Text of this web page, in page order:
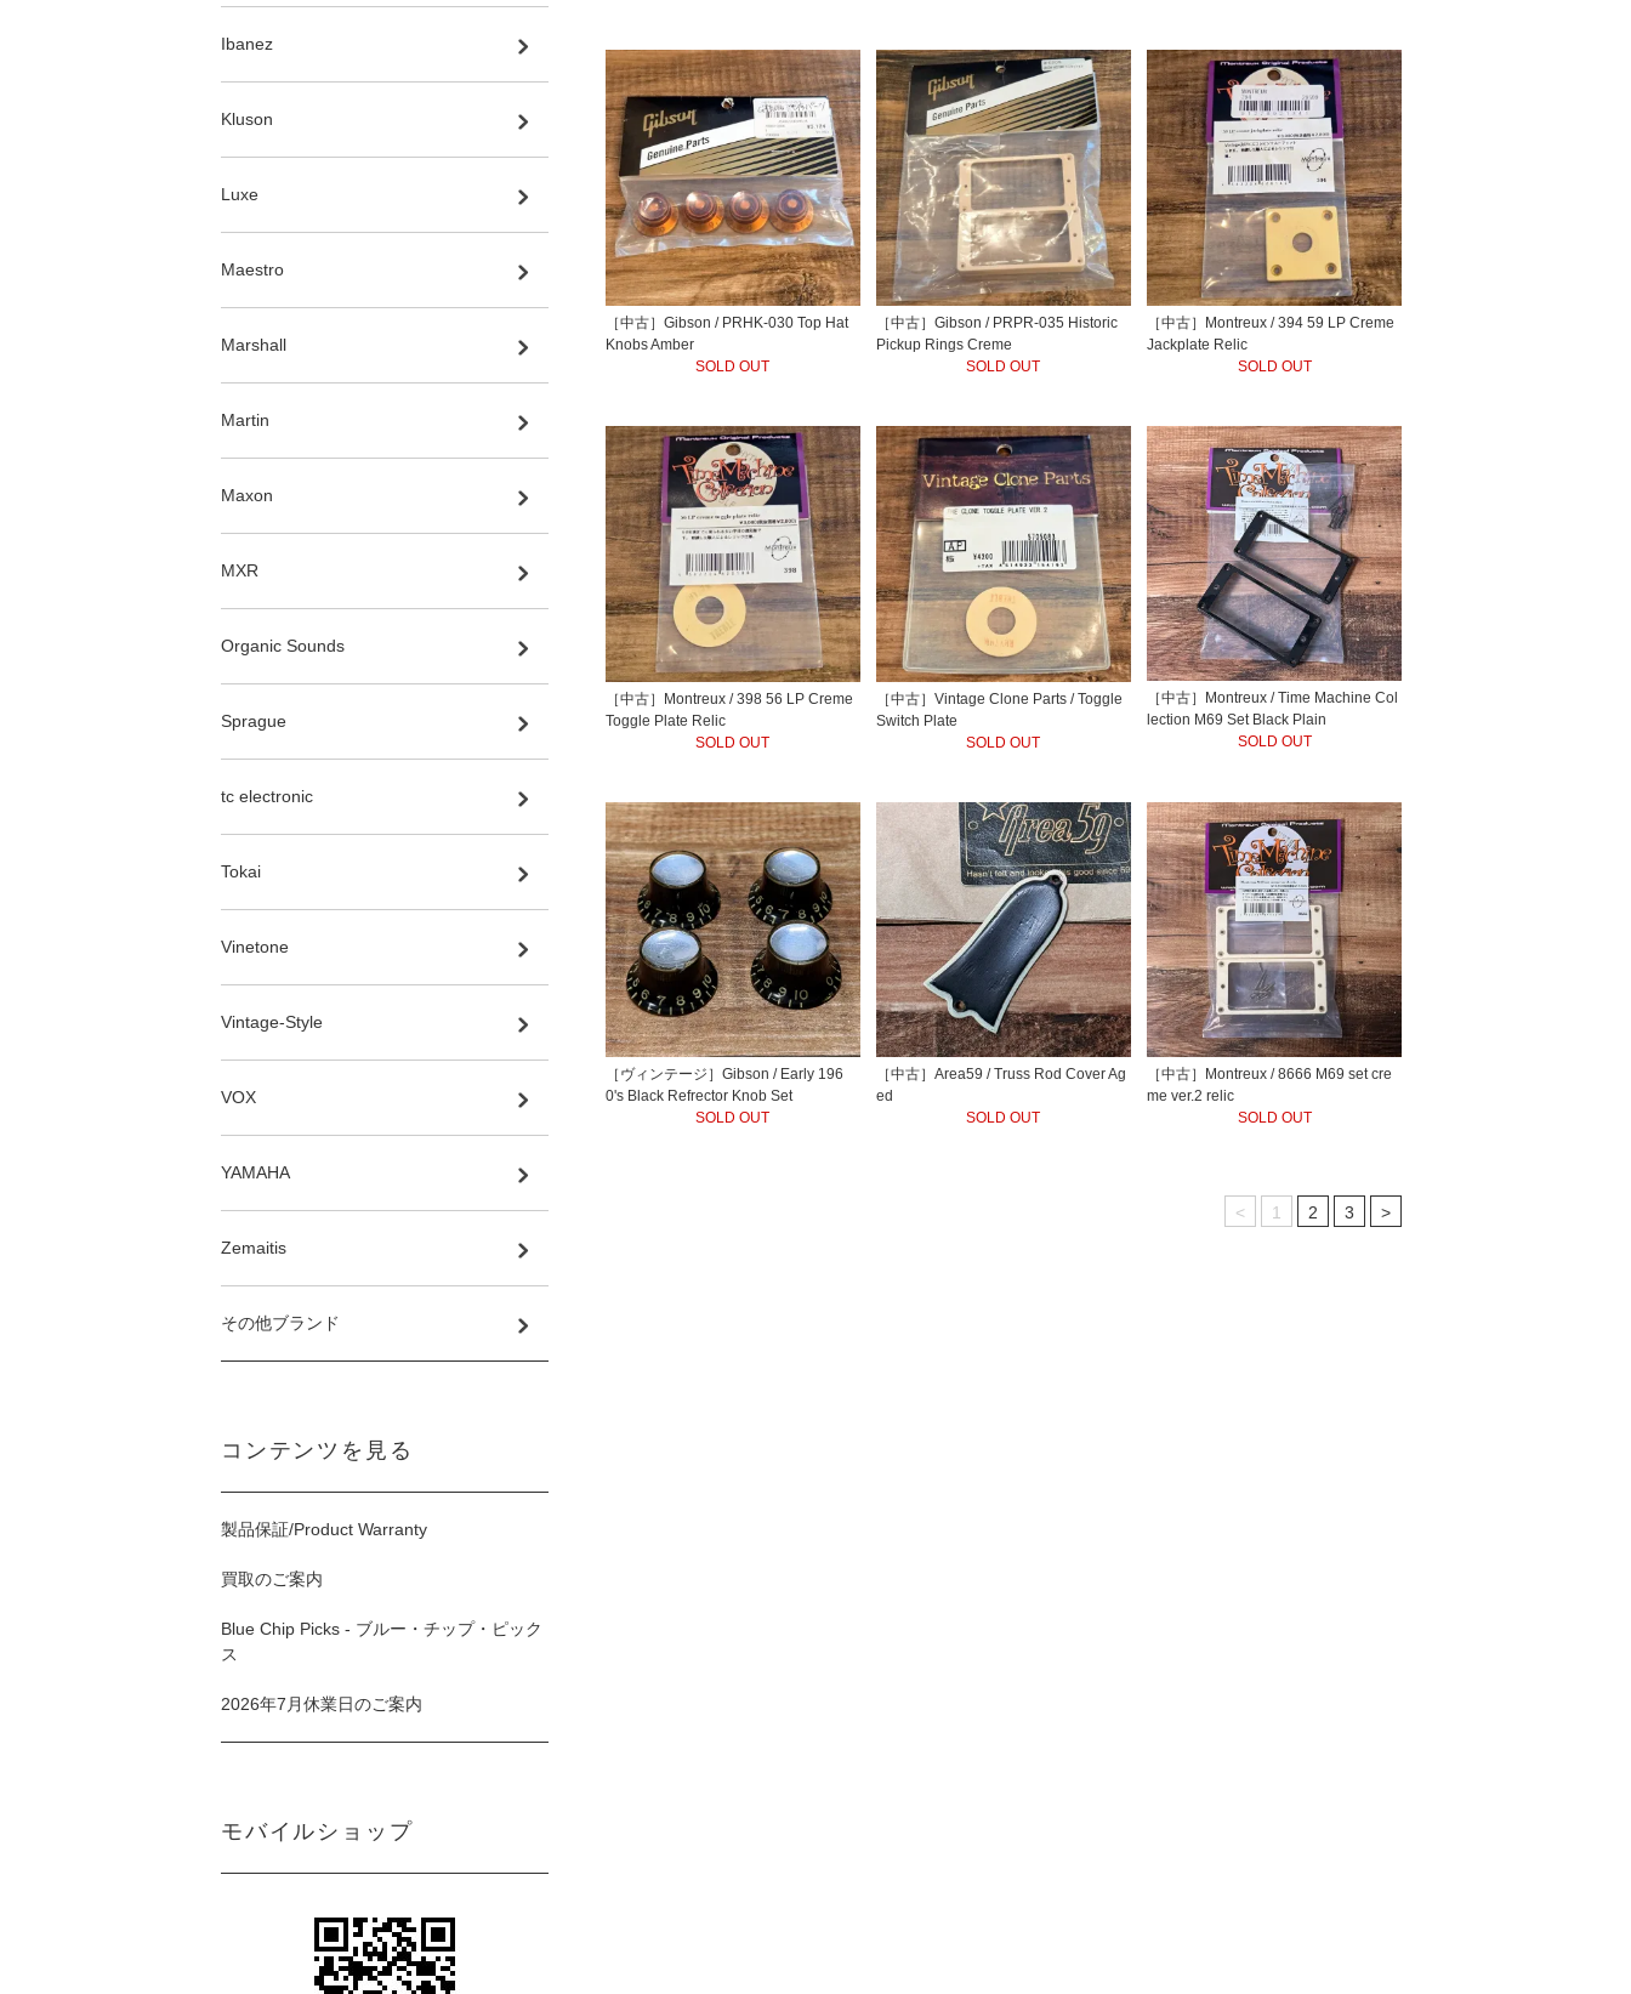
［中古］Gibson / PRHK-030 Top Hat
Knobs Amber
SOLD OUT
［中古］Gibson / PRPR-035 Historic
Pickup Rings Creme
SOLD OUT
［中古］Montreux / 394 59 LP Creme
Jackplate Relic
SOLD OUT
［中古］Montreux / 398 56 LP Creme
Toggle Plate Relic
SOLD OUT
［中古］Vintage Clone Parts / Toggle
Switch Plate
SOLD OUT
［中古］Montreux / Time Machine Col
lection M69 Set Black Plain
SOLD OUT
［ヴィンテージ］Gibson / Early 196
0's Black Refrector Knob Set
SOLD OUT
［中古］Area59 / Truss Rod Cover Ag
ed
SOLD OUT
［中古］Montreux / 8666 M69 set cre
me ver.2 relic
SOLD OUT
< 1 2 3 >
Ibanez
Kluson
Luxe
Maestro
Marshall
Martin
Maxon
MXR
Organic Sounds
Sprague
tc electronic
Tokai
Vinetone
Vintage-Style
VOX
YAMAHA
Zemaitis
その他ブランド
コンテンツを見る
製品保証/Product Warranty
買取のご案内
Blue Chip Picks - ブルー・チップ・ピック
ス
2026年7月休業日のご案内
モバイルショップ